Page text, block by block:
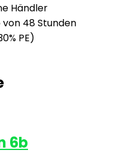
Händler
48 Stunden
PE)
6b